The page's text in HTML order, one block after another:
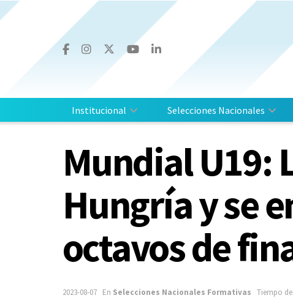
Institucional Selecciones Nacionales
Mundial U19:
Hungría y se
octavos de
2023-08-07 En Selecciones Nacionales Formativas Tiempo